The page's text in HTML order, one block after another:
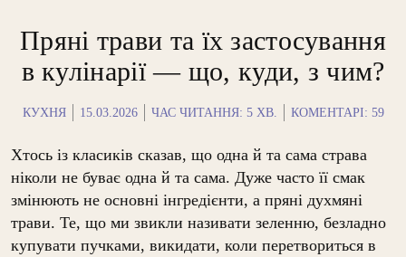
Пряні трави та їх застосування
в кулінарії — що, куди, з чим?
КУХНЯ 15.03.2026 ЧАС ЧИТАННЯ: 5 ХВ. КОМЕНТАРІ: 59
Хтось із класиків сказав, що одна й та сама страва
ніколи не буває одна й та сама. Дуже часто її смак
змінюють не основні інгредієнти, а пряні духмяні
трави. Те, що ми звикли називати зеленню, безладно
купувати пучками, викидати, коли перетвориться в